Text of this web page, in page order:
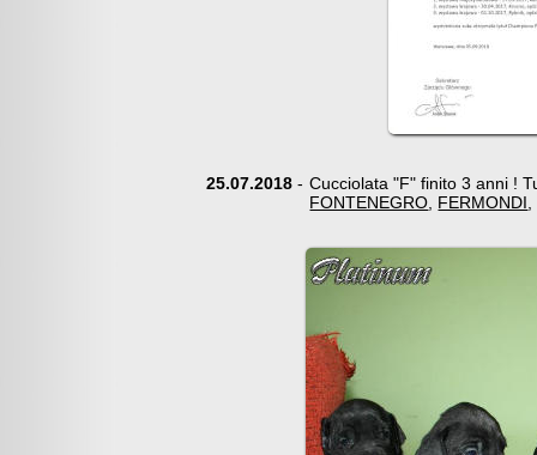
25.07.2018 - Cucciolata "F" finito 3 anni !
FONTENEGRO FERMONDI